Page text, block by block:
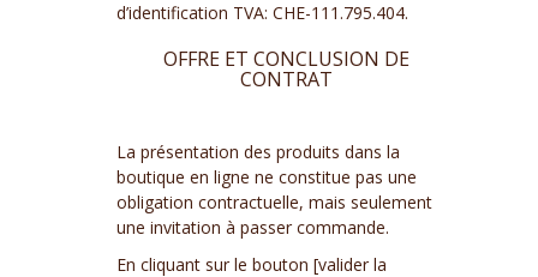
d’identification TVA: CHE-111.795.404.
OFFRE ET CONCLUSION DE
CONTRAT
La présentation des produits dans la
boutique en ligne ne constitue pas une
obligation contractuelle, mais seulement
une invitation à passer commande.
En cliquant sur le bouton [valider la